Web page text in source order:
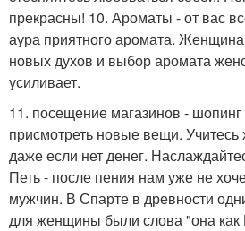
прекрасны! 10. Ароматы - от вас
аура приятного аромата. Женщина
новых духов и выбор аромата
усиливает.
11. посещение магазинов - шопинг
присмотреть новые вещи. Учитесь
даже если нет денег.
Петь - после пения нам уже не
мужчин. В Спарте в древности
для женщины были слова "она как